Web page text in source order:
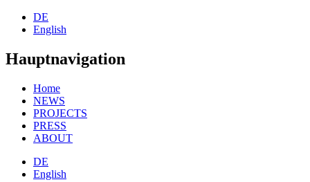
DE
English
Hauptnavigation
Home
NEWS
PROJECTS
PRESS
ABOUT
DE
English